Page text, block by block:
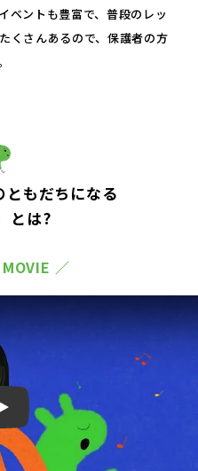
ベントも豊富で、普段のレッ
くさんあるので、保護者の方
ともだちになる
とは?
／